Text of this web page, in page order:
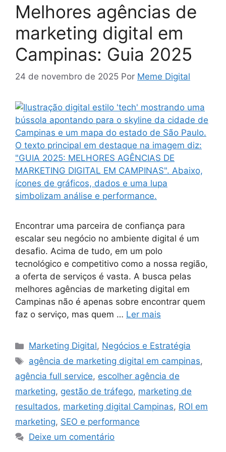
Melhores agências de
marketing digital em
Campinas: Guia 2025
24 de novembro de 2025 Por Meme Digital
Encontrar uma parceira de confiança para
escalar seu negócio no ambiente digital é um
desafio. Acima de tudo, em um polo
tecnológico e competitivo como a nossa região,
a oferta de serviços é vasta. A busca pelas
melhores agências de marketing digital em
Campinas não é apenas sobre encontrar quem
faz o serviço, mas quem … Ler mais
Marketing Digital, Negócios e Estratégia
agência de marketing digital em campinas,
agência full service, escolher agência de
marketing, gestão de tráfego, marketing de
resultados, marketing digital Campinas, ROI em
marketing, SEO e performance
Deixe um comentário